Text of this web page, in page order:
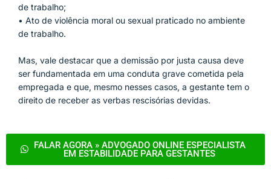
de trabalho;
• Ato de violência moral ou sexual praticado no ambiente
de trabalho.
Mas, vale destacar que a demissão por justa causa deve
ser fundamentada em uma conduta grave cometida pela
empregada e que, mesmo nesses casos, a gestante tem o
direito de receber as verbas rescisórias devidas.
FALAR AGORA » ADVOGADO ONLINE ESPECIALISTA
EM ESTABILIDADE PARA GESTANTES